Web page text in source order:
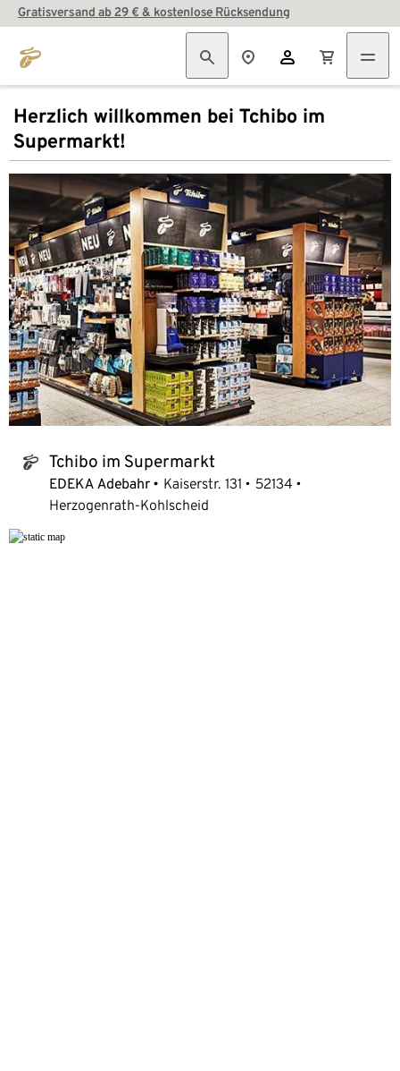
Gratisversand ab 29 € & kostenlose Rücksendung
Herzlich willkommen bei Tchibo im
Supermarkt!
tchibo_logo Tchibo im Supermarkt
EDEKA Adebahr Kaiserstr. 131
52134
Herzogenrath-Kohlscheid